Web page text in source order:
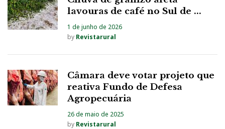
lavouras de café no Sul de ...
1 de junho de 2026
by Revistarural
Câmara deve votar projeto que
reativa Fundo de Defesa
Agropecuária
26 de maio de 2025
by Revistarural